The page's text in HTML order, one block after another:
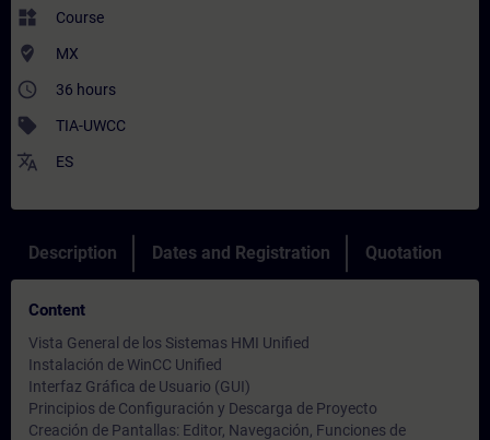
widgets Course
where_to_vote MX
access_time 36 hours
sell TIA-UWCC
translate ES
Description Dates and Registration Quotation
Content
Vista General de los Sistemas HMI Unified
Instalación de WinCC Unified
Interfaz Gráfica de Usuario (GUI)
Principios de Configuración y Descarga de Proyecto
Creación de Pantallas: Editor, Navegación, Funciones de